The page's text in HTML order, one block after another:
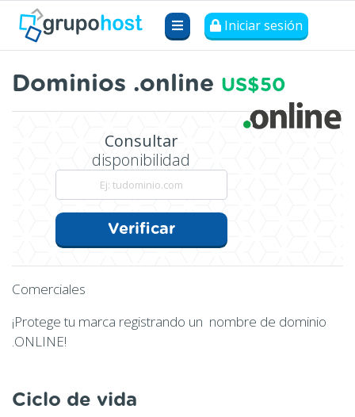
Iniciar sesión
Dominios .online US$50
Consultar
disponibilidad
Verificar
Comerciales
¡Protege tu marca registrando un nombre de dominio
.ONLINE!
Ciclo de vida